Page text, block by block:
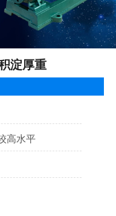
淀厚重
高水平